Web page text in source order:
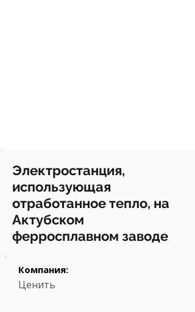
Электростанция,
использующая
отработанное тепло, на
Актубском
ферросплавном заводе
Компания:
Ценить